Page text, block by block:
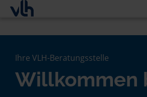
Ihre VLH-Beratungsstelle
Willkommen